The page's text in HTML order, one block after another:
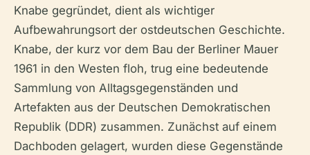
Knabe gegründet, dient als wichtiger
Aufbewahrungsort der ostdeutschen Geschichte.
Knabe, der kurz vor dem Bau der Berliner Mauer
1961 in den Westen floh, trug eine bedeutende
Sammlung von Alltagsgegenständen und
Artefakten aus der Deutschen Demokratischen
Republik (DDR) zusammen. Zunächst auf einem
Dachboden gelagert, wurden diese Gegenstände